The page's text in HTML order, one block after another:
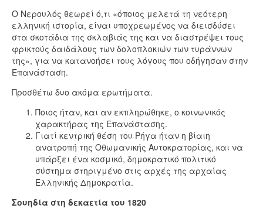
Ο Νερουλός θεωρεί ό,τι «όποιος μελετά τη νεότερη
ελληνική ιστορία, είναι υποχρεωμένος να διεισδύσει
στα σκοτάδια της σκλαβιάς της και να διαστρέψει τους
φρικτούς δαιδάλους των δολοπλοκιών των τυράννων
της», για να κατανοήσει τους λόγους που οδήγησαν στην
Επανάσταση.
Προσθέτω δυο ακόμα ερωτήματα.
Ποιος ήταν, και αν εκπληρώθηκε, ο κοινωνικός
χαρακτήρας της Επανάστασης.
Γιατί κεντρική θέση του Ρήγα ήταν η βίαιη
ανατροπή της Οθωμανικής Αυτοκρατορίας, και να
υπάρξει ένα κοσμικό, δημοκρατικό πολιτικό
σύστημα στηριγμένο στις αρχές της αρχαίας
Ελληνικής Δημοκρατία.
Σουηδία στη δεκαετία του 1820